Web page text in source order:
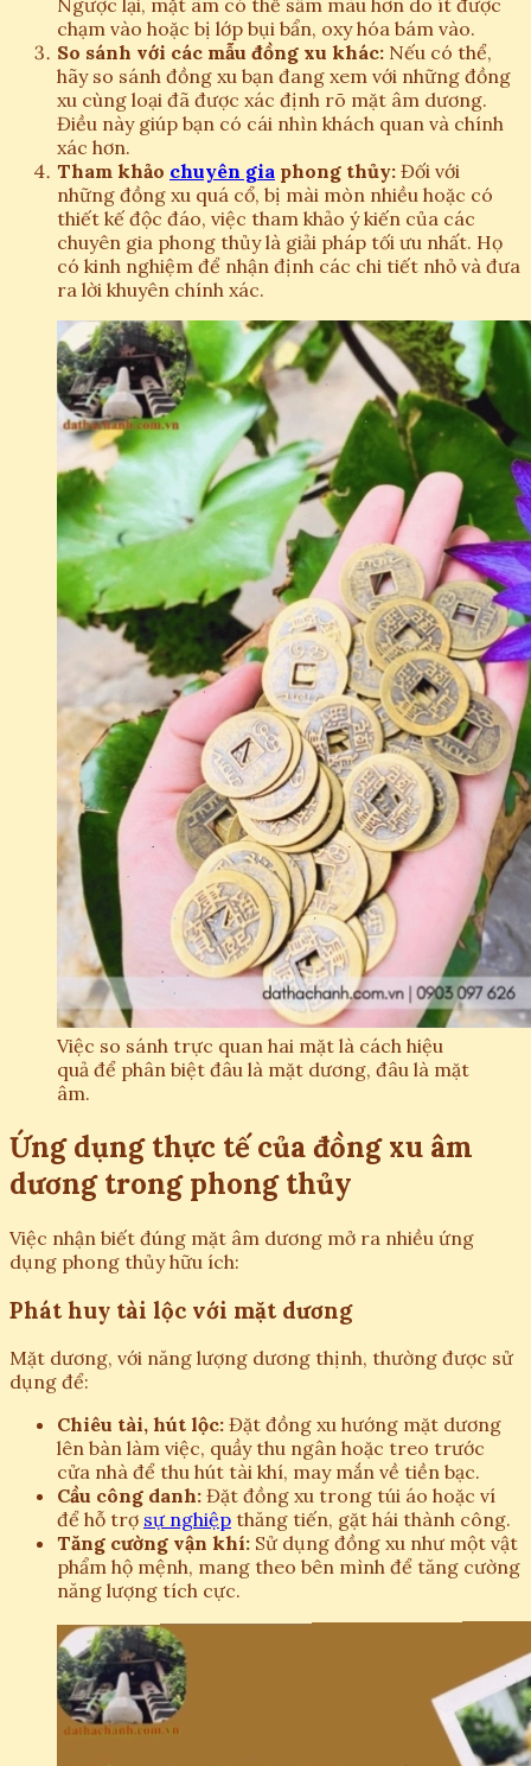
chạm vào hoặc bị lớp bụi bẩn, oxy hóa bám vào.
So sánh với các mẫu đồng xu khác: Nếu có thể,
hãy so sánh đồng xu bạn đang xem với những đồng
xu cùng loại đã được xác định rõ mặt âm dương.
Điều này giúp bạn có cái nhìn khách quan và chính
xác hơn.
Tham khảo chuyên gia phong thủy: Đối với
những đồng xu quá cổ, bị mài mòn nhiều hoặc có
thiết kế độc đáo, việc tham khảo ý kiến của các
chuyên gia phong thủy là giải pháp tối ưu nhất. Họ
có kinh nghiệm để nhận định các chi tiết nhỏ và đưa
ra lời khuyên chính xác.
Việc so sánh trực quan hai mặt là cách hiệu
quả để phân biệt đâu là mặt dương, đâu là mặt
âm.
Ứng dụng thực tế của đồng xu âm
dương trong phong thủy
Việc nhận biết đúng mặt âm dương mở ra nhiều ứng
dụng phong thủy hữu ích:
Phát huy tài lộc với mặt dương
Mặt dương, với năng lượng dương thịnh, thường được sử
dụng để:
Chiêu tài, hút lộc: Đặt đồng xu hướng mặt dương
lên bàn làm việc, quầy thu ngân hoặc treo trước
cửa nhà để thu hút tài khí, may mắn về tiền bạc.
Cầu công danh: Đặt đồng xu trong túi áo hoặc ví
để hỗ trợ sự nghiệp thăng tiến, gặt hái thành công.
Tăng cường vận khí: Sử dụng đồng xu như một vật
phẩm hộ mệnh, mang theo bên mình để tăng cường
năng lượng tích cực.